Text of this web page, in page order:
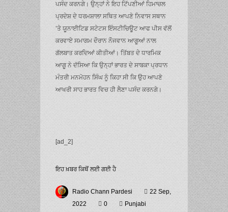
ਪਸੰਦ ਕਰਨਗੇ। ਉਨ੍ਹਾਂ ਨੇ ਇਹ ਟਿੱਪਣੀਆਂ ਹਿਮਾਚਲ
ਪ੍ਰਦੇਸ਼ ਦੇ ਧਰਮਸ਼ਾਲਾ ਸਥਿਤ ਆਪਣੇ ਨਿਵਾਸ ਸਥਾਨ
’ਤੇ ਯੂਨਾਈਟਿਡ ਸਟੇਟਸ ਇੰਸਟੀਚਿਊਟ ਆਫ ਪੀਸ ਵੱਲੋਂ
ਕਰਵਾਏ ਸਮਾਗਮ ਦੌਰਾਨ ਨੌਜਵਾਨ ਆਗੂਆਂ ਨਾਲ
ਗੱਲਬਾਤ ਕਰਦਿਆਂ ਕੀਤੀਆਂ। ਤਿੱਬਤ ਦੇ ਧਾਰਮਿਕ
ਆਗੂ ਨੇ ਦੱਸਿਆ ਕਿ ਉਨ੍ਹਾਂ ਭਾਰਤ ਦੇ ਸਾਬਕਾ ਪ੍ਰਧਾਨ
ਮੰਤਰੀ ਮਨਮੋਹਨ ਸਿੰਘ ਨੂੰ ਕਿਹਾ ਸੀ ਕਿ ਉਹ ਆਪਣੇ
ਆਖਰੀ ਸਾਹ ਭਾਰਤ ਵਿਚ ਹੀ ਲੈਣਾ ਪਸੰਦ ਕਰਨਗੇ।
[ad_2]
ਇਹ ਖ਼ਬਰ ਕਿਥੋਂ ਲਈ ਗਈ ਹੈ
Radio Chann Pardesi
22 Sep,
2022
0
Punjabi